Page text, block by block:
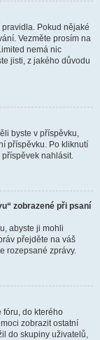
Pokud nějaké
Vezměte prosím na
nemá nic
jisti, z jakého důvodu
byste v příspěvku,
příspěvku. Po kliknutí
nahlásit.
zobrazené při psaní
abyste ji mohli
přejděte na váš
rozepsané zprávy.
fóru, do kterého
zobrazit ostatní
do skupiny uživatelů,